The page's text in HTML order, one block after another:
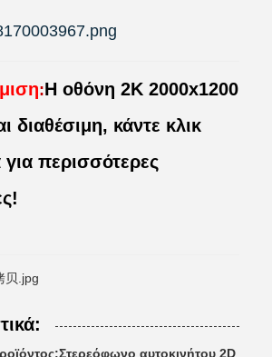
:Η οθόνη 2K 2000x1200
διαθέσιμη, κάντε κλικ
για περισσότερες
Στερεόφωνο αυτοκινήτου 2D